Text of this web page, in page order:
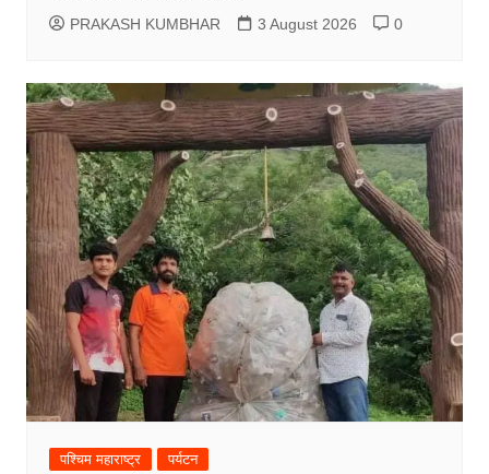
PRAKASH KUMBHAR 3 August 2026 0
पश्चिम महाराष्ट्र पर्यटन